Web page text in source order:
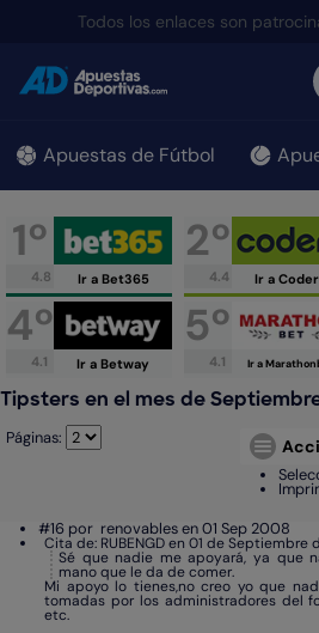
Todos los enlaces son
Apuestas de Fútbol
1º
4.8 Ir a Bet365
2º
4.4 Ir a
4º
4.1 Ir a Betway
5º
4.1 Ir a
Tipsters en el mes de
Páginas:
#16 por renovables en 01 Sep 2008
Cita de: RUBENGD en 01 de Septiembre
Sé que nadie me apoyará, ya que
mano que le da de comer.
Mi apoyo lo tienes,no creo yo que
tomadas por los administradores del
etc.